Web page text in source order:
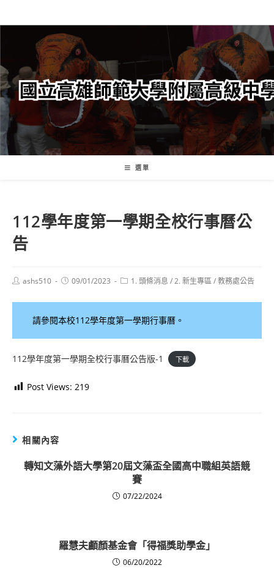
轉
要
內
容
選單
112學年度第一學期全校行事曆公
告
Postashs510
Post09/01/2023
Post1. 頭條消息 /2. 新生專區/教務處公告
請參閱本校112學年度第一學期行事曆。
112學年度第一學期全校行事曆公告版-1 下載
Post Views: 219
相關內容
轉知文藻外語大學第20屆文藻盃全國高中職組英語競
賽
07/22/2024
羅慧夫顱顏基金會「得福獎助學金」
06/20/2022